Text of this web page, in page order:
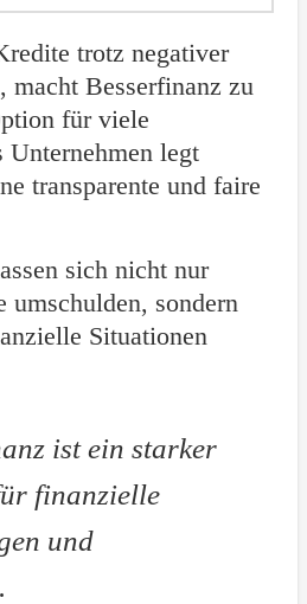
trotz negativer
macht Besserfinanz zu
für viele
Unternehmen legt
transparente und faire
sich nicht nur
umschulden, sondern
Situationen
ist ein starker
finanzielle
und